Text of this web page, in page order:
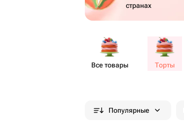
странах
Все товары Торты
Популярные